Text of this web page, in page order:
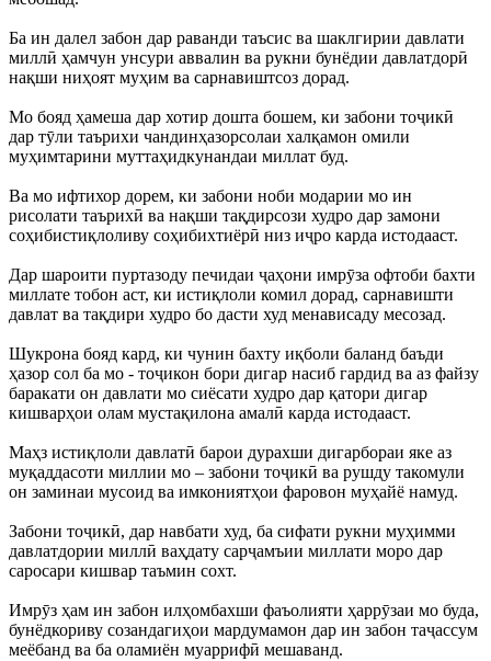
Ба ин далел забон дар раванди таъсис ва шаклгирии давлати
миллӣ ҳамчун унсури аввалин ва рукни бунёдии давлатдорӣ
нақши ниҳоят муҳим ва сарнавиштсоз дорад.
Мо бояд ҳамеша дар хотир дошта бошем, ки забони тоҷикӣ
дар тӯли таърихи чандинҳазорсолаи халқамон омили
муҳимтарини муттаҳидкунандаи миллат буд.
Ва мо ифтихор дорем, ки забони ноби модарии мо ин
рисолати таърихӣ ва нақши тақдирсози худро дар замони
соҳибистиқлоливу соҳибихтиёрӣ низ иҷро карда истодааст.
Дар шароити пуртазоду печидаи ҷаҳони имрӯза офтоби бахти
миллате тобон аст, ки истиқлоли комил дорад, сарнавишти
давлат ва тақдири худро бо дасти худ менависаду месозад.
Шукрона бояд кард, ки чунин бахту иқболи баланд баъди
ҳазор сол ба мо - тоҷикон бори дигар насиб гардид ва аз файзу
баракати он давлати мо сиёсати худро дар қатори дигар
кишварҳои олам мустақилона амалӣ карда истодааст.
Маҳз истиқлоли давлатӣ барои дурахши дигарбораи яке аз
муқаддасоти миллии мо – забони тоҷикӣ ва рушду такомули
он заминаи мусоид ва имкониятҳои фаровон муҳайё намуд.
Забони тоҷикӣ, дар навбати худ, ба сифати рукни муҳимми
давлатдории миллӣ ваҳдату сарҷамъии миллати моро дар
саросари кишвар таъмин сохт.
Имрӯз ҳам ин забон илҳомбахши фаъолияти ҳаррӯзаи мо буда,
бунёдкориву созандагиҳои мардумамон дар ин забон таҷассум
меёбанд ва ба оламиён муаррифӣ мешаванд.